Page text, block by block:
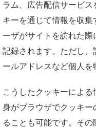
ラム、広告配信サービ
キーを通じて情報を収
ーザがサイトを訪れた
記録されます。ただし、
ールアドレスなど個人を
こうしたクッキーによ
身がブラウザでクッキ
ることも可能です。そ